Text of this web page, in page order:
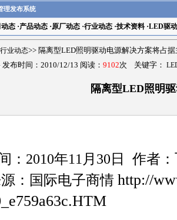
理发布系统
态·产品动态·原厂动态·行业动态·技术资料·LED驱动
行业动态>> 隔离型LED照明驱动电源解决方案将占
布时间：2010/12/13 阅读： 9102次 关键字：
隔离型LED照明
：2010年11月30日
作者
：国际电子商情 http://